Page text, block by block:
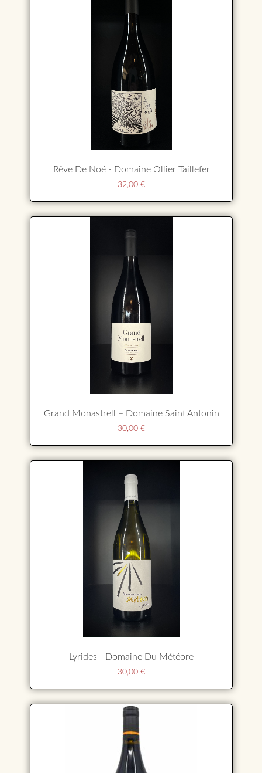
Rêve De Noé - Domaine Ollier Taillefer
32,00 €
Grand Monastrell – Domaine Saint Antonin
30,00 €
Lyrides - Domaine Du Météore
30,00 €